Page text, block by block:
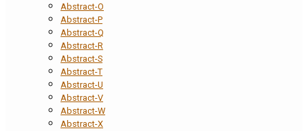
Abstract-O
Abstract-P
Abstract-Q
Abstract-R
Abstract-S
Abstract-T
Abstract-U
Abstract-V
Abstract-W
Abstract-X